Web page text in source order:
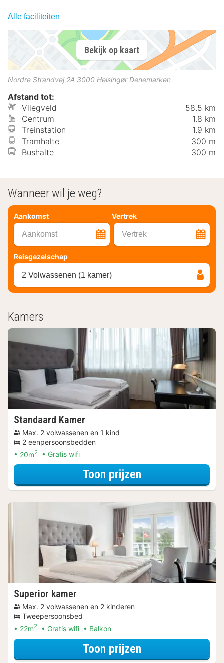
Alle faciliteiten
Bekijk op kaart
Nordre Strandvej 2A 3000 Helsingør Denemarken
Afstand tot:
Vliegveld
58.5 km
Centrum
1.8 km
Treinstation
1.9 km
Tramhalte
300 m
Bushalte
300 m
Wanneer wil je weg?
Aankomst Vertrek
Aankomst Vertrek
Reisgezelschap
2 Volwassenen (1 kamer)
Kamers
Standaard Kamer
Max. 2 volwassenen en 1 kind
2 eenpersoonsbedden
20m2 Gratis wifi
Toon prijzenvoor 2+1 Special
Superior kamer
Max. 2 volwassenen en 2 kinderen
Tweepersoonsbed
22m2 Gratis wifi Balkon
Toon prijzenvoor Superior